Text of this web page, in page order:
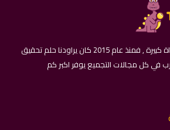
كانت دومًا احلامنا للهواة كبيرة , فمنذ عام 2015 كان يراودنا حلم تحقيق
في كل مجالات التجميع يوفر اكبر كم